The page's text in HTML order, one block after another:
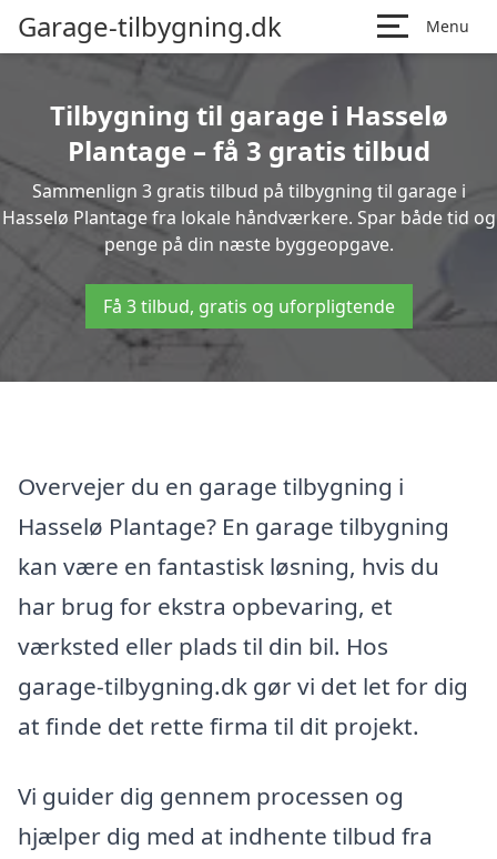
Garage-tilbygning.dk Menu
Tilbygning til garage i Hasselø
Plantage – få 3 gratis tilbud
Sammenlign 3 gratis tilbud på tilbygning til garage i
Hasselø Plantage fra lokale håndværkere. Spar både tid og
penge på din næste byggeopgave.
Få 3 tilbud, gratis og uforpligtende
Overvejer du en garage tilbygning i
Hasselø Plantage? En garage tilbygning
kan være en fantastisk løsning, hvis du
har brug for ekstra opbevaring, et
værksted eller plads til din bil. Hos
garage-tilbygning.dk gør vi det let for dig
at finde det rette firma til dit projekt.
Vi guider dig gennem processen og
hjælper dig med at indhente tilbud fra